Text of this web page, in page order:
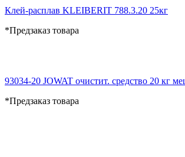
Клей-расплав KLEIBERIT 788.3.20 25кг
*Предзаказ товара
93034-20 JOWAT очистит. средство 20 кг
*Предзаказ товара